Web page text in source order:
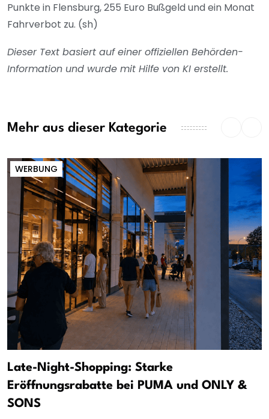
Punkte in Flensburg, 255 Euro Bußgeld und ein Monat
Fahrverbot zu. (sh)
Dieser Text basiert auf einer offiziellen Behörden-
Information und wurde mit Hilfe von KI erstellt.
Mehr aus dieser Kategorie
WERBUNG
Late-Night-Shopping: Starke
Eröffnungsrabatte bei PUMA und ONLY &
SONS